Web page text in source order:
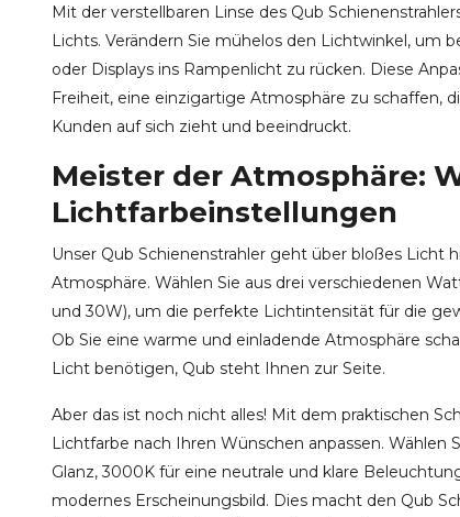
Mit der verstellbaren Linse des Qub
Lichts. Verändern Sie mühelos den Lichtwinkel, um
oder Displays ins Rampenlicht zu rücken. Diese
Freiheit, eine einzigartige Atmosphäre zu schaffen,
Kunden auf sich zieht und beeindruckt.
Meister der Atmosphäre:
Lichtfarbeinstellungen
Unser Qub Schienenstrahler geht über bloßes Licht
Atmosphäre. Wählen Sie aus drei verschiedenen
und 30W), um die perfekte Lichtintensität für die
Ob Sie eine warme und einladende Atmosphäre
Licht benötigen, Qub steht Ihnen zur Seite.
Aber das ist noch nicht alles! Mit dem praktischen
Lichtfarbe nach Ihren Wünschen anpassen. Wählen
Glanz, 3000K für eine neutrale und klare
modernes Erscheinungsbild. Dies macht den Qub